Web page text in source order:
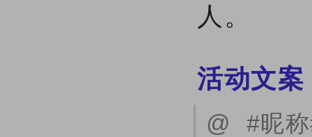
人。
活动文案
@ #昵称